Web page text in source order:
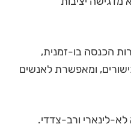
הכנסה בו-זמנית,
ומאפשרת לאנשים
לא-לינארי ורב-צדדי.